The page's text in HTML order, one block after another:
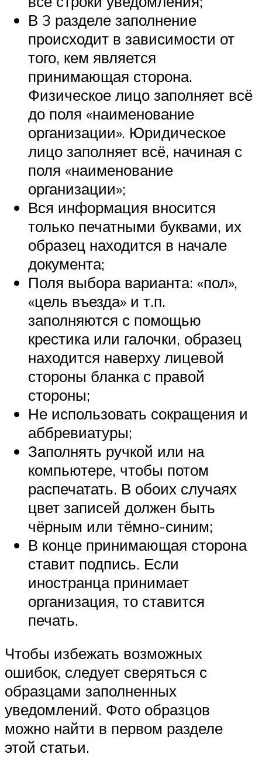
В 3 разделе заполнение
происходит в зависимости от
того, кем является
принимающая сторона.
Физическое лицо заполняет всё
до поля «наименование
организации». Юридическое
лицо заполняет всё, начиная с
поля «наименование
организации»;
Вся информация вносится
только печатными буквами, их
образец находится в начале
документа;
Поля выбора варианта: «пол»,
«цель въезда» и т.п.
заполняются с помощью
крестика или галочки, образец
находится наверху лицевой
стороны бланка с правой
стороны;
Не использовать сокращения и
аббревиатуры;
Заполнять ручкой или на
компьютере, чтобы потом
распечатать. В обоих случаях
цвет записей должен быть
чёрным или тёмно-синим;
В конце принимающая сторона
ставит подпись. Если
иностранца принимает
организация, то ставится
печать.
Чтобы избежать возможных
ошибок, следует сверяться с
образцами заполненных
уведомлений. Фото образцов
можно найти в первом разделе
этой статьи.